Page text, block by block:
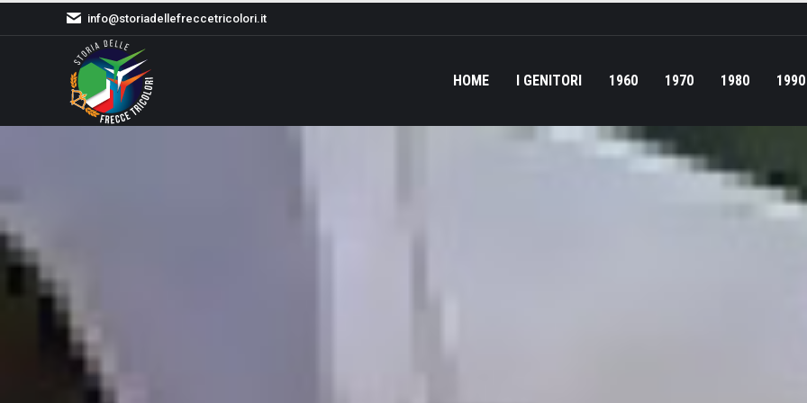
info@storiadellefreccetricolori.it
HOME I GENITORI 1960 1970 1980 1990